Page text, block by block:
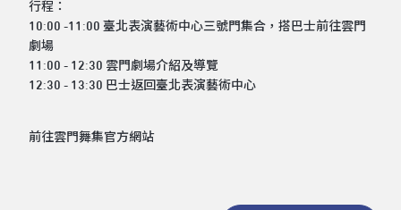
行程：
10:00 -11:00 臺北表演藝術中心三號門集合，搭巴士前往雲門
劇場
11:00 - 12:30 雲門劇場介紹及導覽
12:30 - 13:30 巴士返回臺北表演藝術中心
前往雲門舞集官方網站